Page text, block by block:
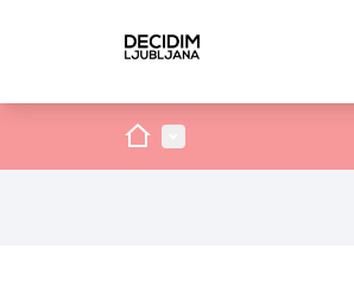
Ev Ana menü